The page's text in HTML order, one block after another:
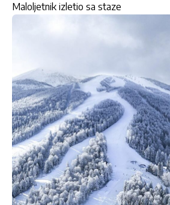
Maloljetnik izletio sa staze